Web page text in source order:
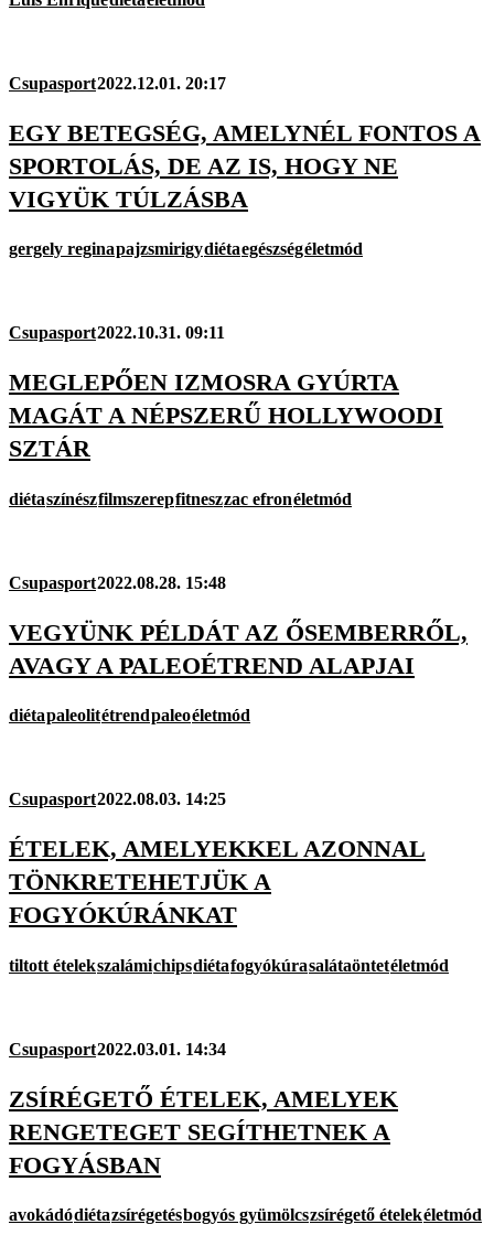
Csupasport2022.12.01. 20:17
EGY BETEGSÉG, AMELYNÉL FONTOS A
SPORTOLÁS, DE AZ IS, HOGY NE
VIGYÜK TÚLZÁSBA
gergely reginapajzsmirigydiétaegészségéletmód
Csupasport2022.10.31. 09:11
MEGLEPŐEN IZMOSRA GYÚRTA
MAGÁT A NÉPSZERŰ HOLLYWOODI
SZTÁR
diétaszínészfilmszerepfitneszzac efronéletmód
Csupasport2022.08.28. 15:48
VEGYÜNK PÉLDÁT AZ ŐSEMBERRŐL,
AVAGY A PALEOÉTREND ALAPJAI
diétapaleolitétrendpaleoéletmód
Csupasport2022.08.03. 14:25
ÉTELEK, AMELYEKKEL AZONNAL
TÖNKRETEHETJÜK A
FOGYÓKÚRÁNKAT
tiltott ételekszalámichipsdiétafogyókúrasalátaöntetéletmód
Csupasport2022.03.01. 14:34
ZSÍRÉGETŐ ÉTELEK, AMELYEK
RENGETEGET SEGÍTHETNEK A
FOGYÁSBAN
avokádódiétazsírégetésbogyós gyümölcszsírégető ételekéletmód